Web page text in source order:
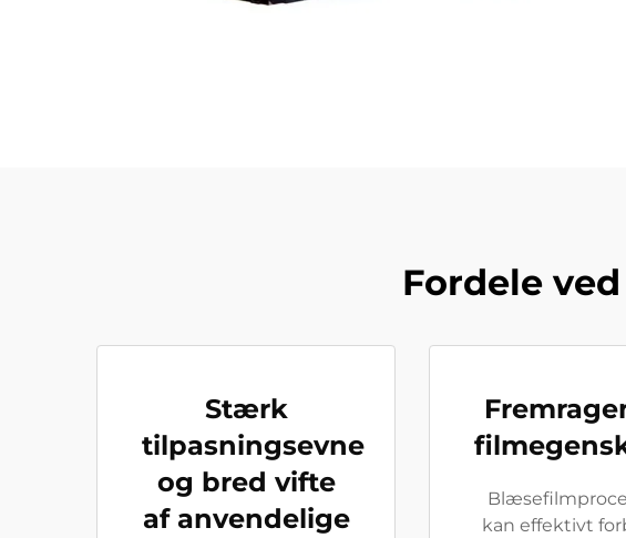
Fordele
Stærk
tilpasningsevne
og bred vifte
af anvendelige
kan effektivt